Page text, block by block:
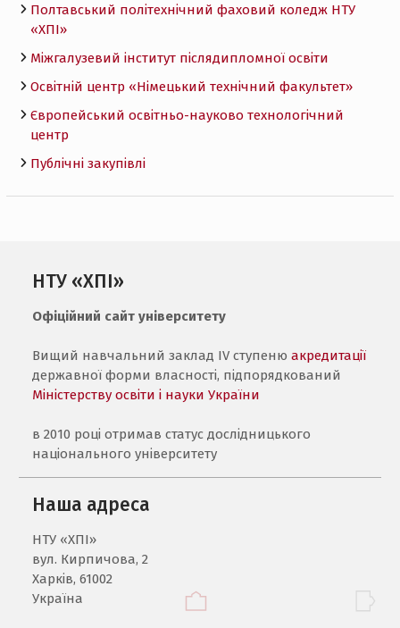
Полтавський політехнічний фаховий коледж НТУ
«ХПI»
Міжгалузевий інститут післядипломної освіти
Освітній центр «Німецький технічний факультет»
Європейський освітньо-науково технологічний
центр
Публічні закупівлі
НТУ «ХПІ»
Офіційний сайт університету
Вищий навчальний заклад IV ступенюакредитації
державної форми власності, підпорядкований
Міністерству освіти і науки України
в 2010 році отримав статус дослідницького
національного університету
Наша адреса
НТУ «ХПI»
вул. Кирпичова, 2
Харків, 61002
Україна